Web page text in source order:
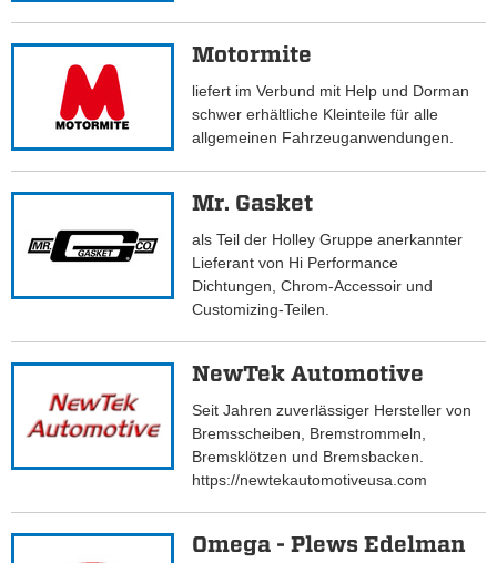
Motormite
liefert im Verbund mit Help und Dorman
schwer erhältliche Kleinteile für alle
allgemeinen Fahrzeuganwendungen.
Mr. Gasket
als Teil der Holley Gruppe anerkannter
Lieferant von Hi Performance
Dichtungen, Chrom-Accessoir und
Customizing-Teilen.
NewTek Automotive
Seit Jahren zuverlässiger Hersteller von
Bremsscheiben, Bremstrommeln,
Bremsklötzen und Bremsbacken.
https://newtekautomotiveusa.com
Omega - Plews Edelman